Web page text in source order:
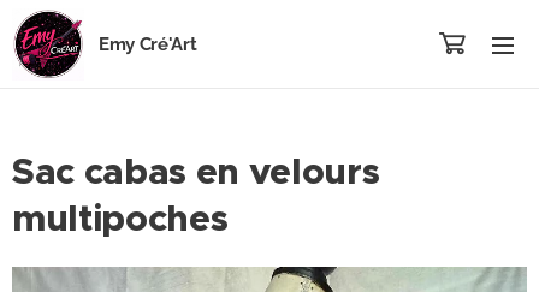
Emy Cré'Art
Sac cabas en velours
multipoches